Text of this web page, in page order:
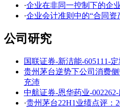
·企业在非同一控制下的企
·企业会计准则中的“合同资
公司研究
国联证券-新洁能-605111-
贵州茅台逆势下公司消费
充沛
中航证券-恩华药业-
·贵州茅台22H1业绩点评：